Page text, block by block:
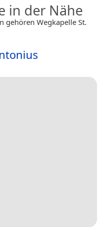
in der Nähe
gehören Wegkapelle St.